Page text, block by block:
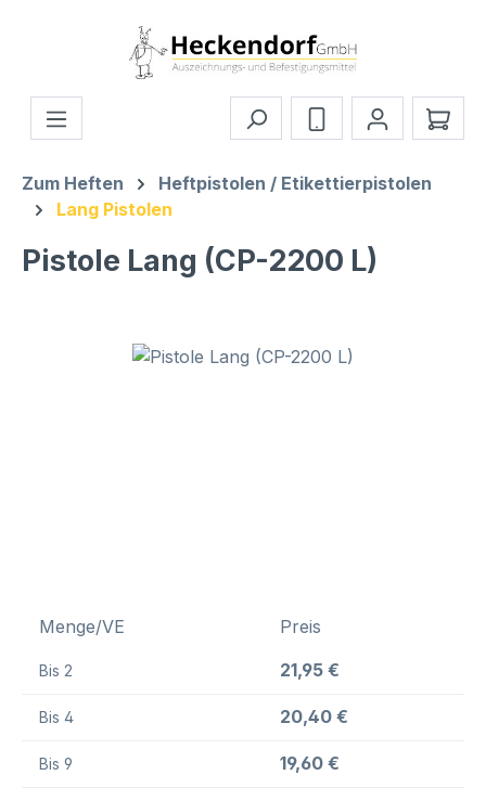
Zum Hauptinhalt springen
Zum Heften
Heftpistolen / Etikettierpistolen
Lang Pistolen
Pistole Lang (CP-2200 L)
Bildergalerie überspringen
Menge/VE Preis
Bis 2 21,95 €
Bis 4 20,40 €
Bis 9 19,60 €